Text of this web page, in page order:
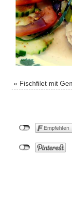
« Fischfilet mit